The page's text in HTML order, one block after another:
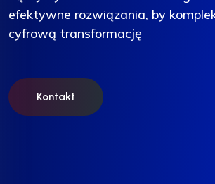
efektywne rozwiązania, by
cyfrową transformację
Kontakt
efektywne rozwiązania, by
cyfrową transformację
Kontakt
efektywne rozwiązania, by
cyfrową transformację
Kontakt